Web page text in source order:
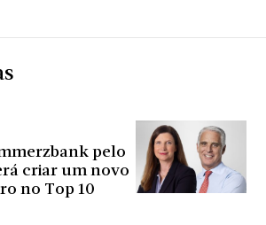
pelo
criar um novo
no Top 10